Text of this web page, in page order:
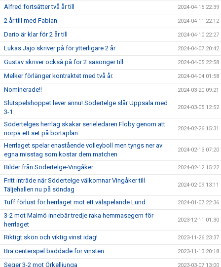
Alfred fortsätter två år till 2024-04-15 22:39
2 år till med Fabian 2024-04-11 22:12
Dario är klar för 2 år till 2024-04-10 22:27
Lukas Jajo skriver på för ytterligare 2 år 2024-04-07 20:42
Gustav skriver också på för 2 säsonger till 2024-04-05 22:58
Melker förlänger kontraktet med två år. 2024-04-04 01:58
Nominerade!! 2024-03-20 09:21
Slutspelshoppet lever ännu! Södertelge slår Uppsala med
3-1
2024-03-05 12:52
Södertelges herrlag skakar serieledaren Floby genom att
norpa ett set på bortaplan.
2024-02-26 15:31
Herrlaget spelar enastående volleyboll men tyngs ner av
egna misstag som kostar dem matchen
2024-02-13 07:20
Bilder från Södertelge-Vingåker 2024-02-12 15:22
Fritt inträde när Södertelge välkomnar Vingåker till
Täljehallen nu på söndag
2024-02-09 13:11
Tuff förlust för herrlaget mot ett välspelande Lund. 2024-01-07 22:36
3-2 mot Malmö innebär tredje raka hemmasegern för
herrlaget
2023-12-11 01:30
Riktigt skön och viktig vinst idag! 2023-11-26 23:37
Bra centerspel bäddade för vinsten 2023-11-13 20:18
Seger 3-2 mot Örkelljunga 2023-03-07 13:00